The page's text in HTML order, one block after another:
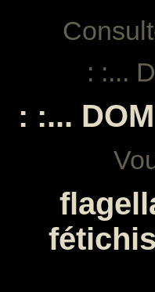
: :...
: :...